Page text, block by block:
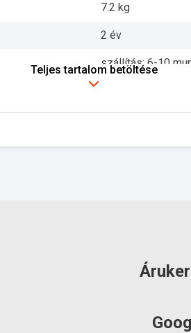
7.2 kg
2 év
szállítás: 6-10
Teljes tartalom betöltése